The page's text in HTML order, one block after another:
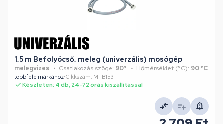
1,5 m Befolyócső, meleg (univerzális) mosógép
melegvizes Csatlakozás szöge: 90° Hőmérséklet (°C): 90 °C
többféle márkához•Cikkszám: MTB153
Készleten: 4 db, 24-72 órás kiszállítással